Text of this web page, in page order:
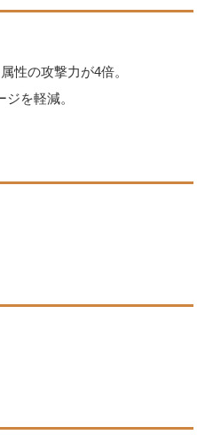
性の攻撃力が4倍。
を軽減。